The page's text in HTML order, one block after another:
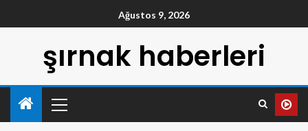
Ağustos 9, 2026
şırnak haberleri